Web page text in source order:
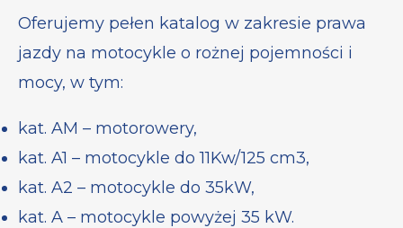
Oferujemy pełen katalog w zakresie prawa
jazdy na motocykle o rożnej pojemności i
mocy, w tym:
kat. AM – motorowery,
kat. A1 – motocykle do 11Kw/125 cm3,
kat. A2 – motocykle do 35kW,
kat. A – motocykle powyżej 35 kW.